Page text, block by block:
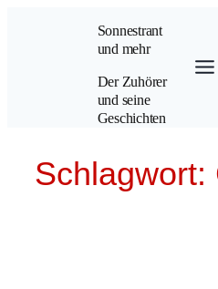
Sonnestrant
und mehr
Der Zuhörer
und seine
Geschichten
Schlagwort: